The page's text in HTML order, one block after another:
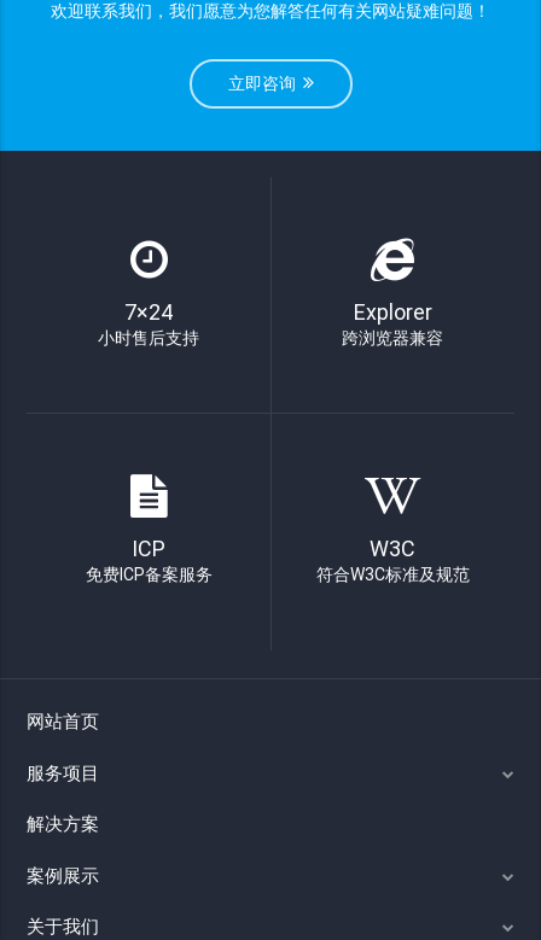
欢迎联系我们，我们愿意为您解答任何有关网站疑难问题！
立即咨询
7×24
小时售后支持
Explorer
跨浏览器兼容
ICP
免费ICP备案服务
W3C
符合W3C标准及规范
网站首页
服务项目
解决方案
案例展示
关于我们